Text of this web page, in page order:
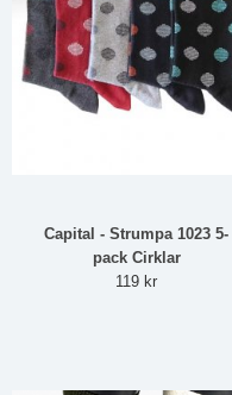
Capital - Strumpa 1023 5-
pack Cirklar
119 kr